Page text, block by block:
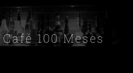
100 Meses